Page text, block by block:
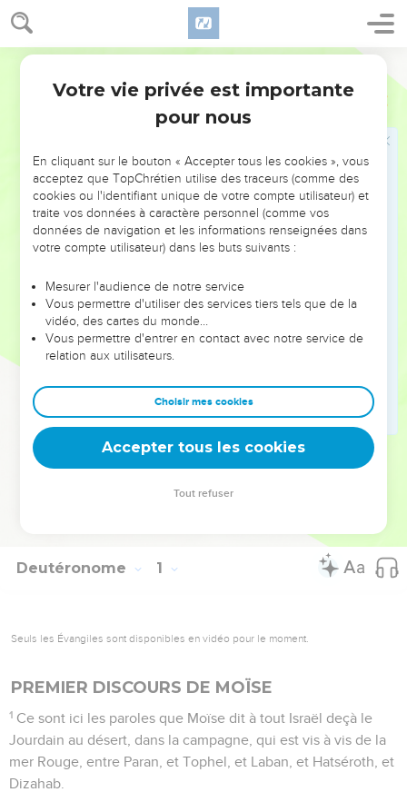
Deutéronome Introduction
dans les anciens traités du Moyen-Orient, le « traité »
d’alliance du Deutéronome se conclut par les sanctions de
l’alliance (ch.27 à 30). Elles précisent les conditions de la
bénédiction et de la malédiction par l’Eternel, et se
(30.15-20). Viennent enfin les derniers actes de la vie de
Moïse, qui meurt sans avoir pu pénétrer dans le Pays promis
(ch.31 à 34).
Le Deutéronome est certainement ce « livre de la Loi » (2 R
22.11) qui a été retrouvé sous Josias lors de la réfection du
politique entreprise par le roi. Jérémie, contemporain de
Josias, y a puis son insistance sur l’intériorisation de la Loi, à
laquelle l’adorateur de Dieu obéit par un mouvement du
cœur (Dt 30.2,6,14 ; Jr 4.4 ; 31.33 ; 32.39). Et Jésus, le
(18.18), devait méditer sur ce livre lorsqu’au désert, par trois
fois, il y a puisé les paroles qu’il a opposées au tentateur (Mt
4.1-11).
permission. All rights reserved worldwide.
Deutéronome 1
Seuls les Évangiles sont disponibles en vidéo pour le moment.
PREMIER DISCOURS DE MOÏSE
1 Ce sont ici les paroles que Moïse dit à tout Israël deçà le
Jourdain au désert, dans la campagne, qui est vis à vis de la
mer Rouge, entre Paran, et Tophel, et Laban, et Hatséroth, et
Dizahab.
Votre vie privée est importante
pour nous
En cliquant sur le bouton « Accepter tous les cookies », vous
acceptez que TopChrétien utilise des traceurs (comme des
cookies ou l'identifiant unique de votre compte utilisateur) et
traite vos données à caractère personnel (comme vos
données de navigation et les informations renseignées dans
votre compte utilisateur) dans les buts suivants :
Mesurer l'audience de notre service
Vous permettre d'utiliser des services tiers tels que de la
vidéo, des cartes du monde…
Vous permettre d'entrer en contact avec notre service de
relation aux utilisateurs.
Choisir mes cookies
Accepter tous les cookies
Tout refuser